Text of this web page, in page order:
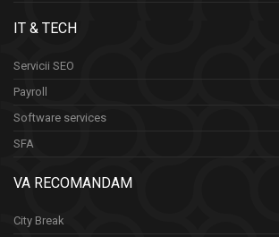
IT & TECH
Servicii SEO
Payroll
Software services
SFA
VA RECOMANDAM
City Break